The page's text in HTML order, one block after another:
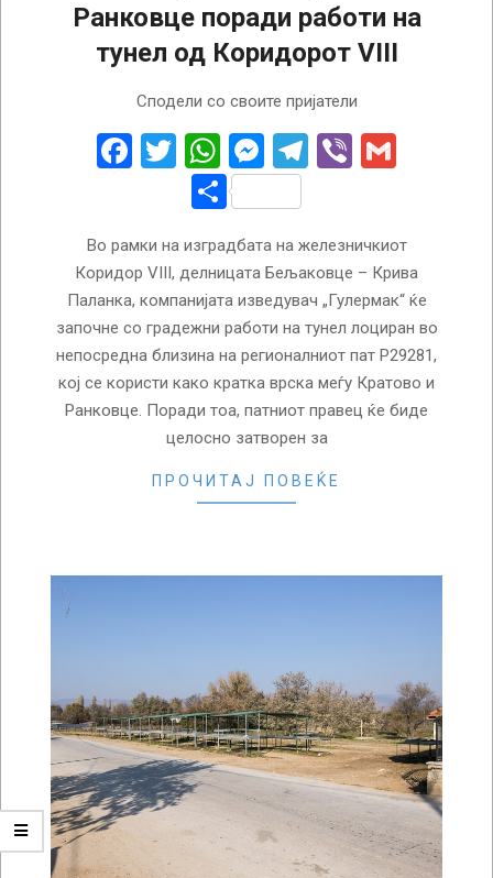
Ранковце поради работи на
тунел од Коридорот VIII
Сподели со своите пријатели
Facebook
Twitter
WhatsApp
Messenger
Telegram
Viber
Share
Во рамки на изградбата на железничкиот
Коридор VIII, делницата Бељаковце – Крива
Паланка, компанијата изведувач „Гулермак“ ќе
започне со градежни работи на тунел лоциран во
непосредна близина на регионалниот пат Р29281,
кој се користи како кратка врска меѓу Кратово и
Ранковце. Поради тоа, патниот правец ќе биде
целосно затворен за
ПРОЧИТАЈ ПОВЕЌЕ